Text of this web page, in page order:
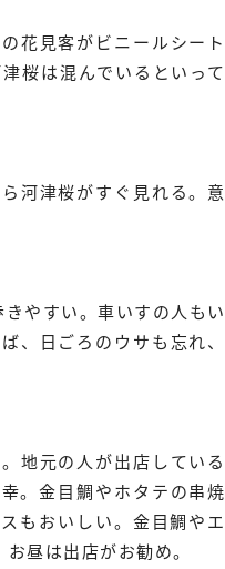
花見客がビニールシート
桜は混んでいるといって
河津桜がすぐ見れる。意
やすい。車いすの人もい
、日ごろのウサも忘れ、
地元の人が出店している
。金目鯛やホタテの串焼
もおいしい。金目鯛やエ
昼は出店がお勧め。